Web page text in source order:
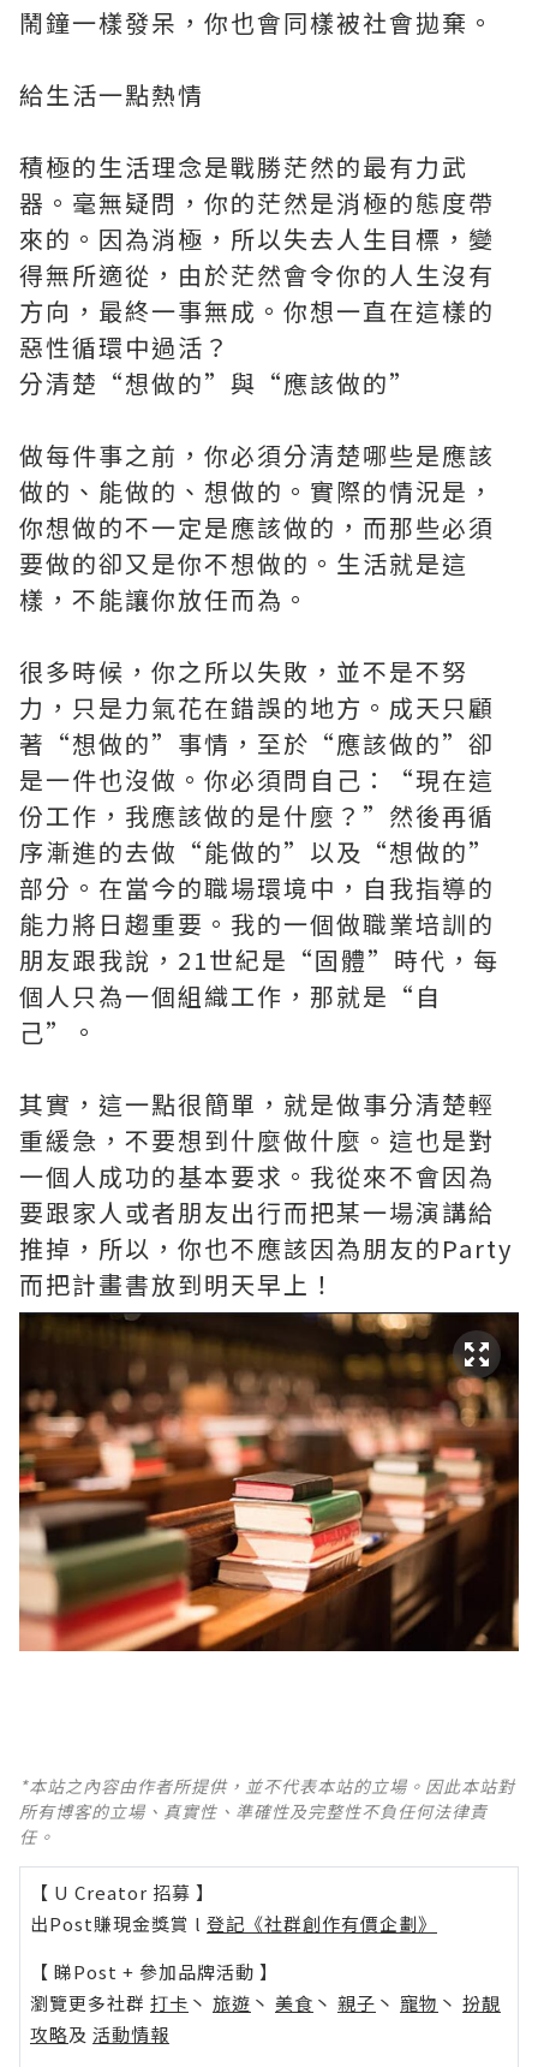
鬧鐘一樣發呆，你也會同樣被社會拋棄。
給生活一點熱情
積極的生活理念是戰勝茫然的最有力武
器。毫無疑問，你的茫然是消極的態度帶
來的。因為消極，所以失去人生目標，變
得無所適從，由於茫然會令你的人生沒有
方向，最終一事無成。你想一直在這樣的
惡性循環中過活？
分清楚“想做的”與“應該做的”
做每件事之前，你必須分清楚哪些是應該
做的、能做的、想做的。實際的情況是，
你想做的不一定是應該做的，而那些必須
要做的卻又是你不想做的。生活就是這
樣，不能讓你放任而為。
很多時候，你之所以失敗，並不是不努
力，只是力氣花在錯誤的地方。成天只顧
著“想做的”事情，至於“應該做的”卻
是一件也沒做。你必須問自己：“現在這
份工作，我應該做的是什麼？”然後再循
序漸進的去做“能做的”以及“想做的”
部分。在當今的職場環境中，自我指導的
能力將日趨重要。我的一個做職業培訓的
朋友跟我說，21世紀是“固體”時代，每
個人只為一個組織工作，那就是“自
己”。
其實，這一點很簡單，就是做事分清楚輕
重緩急，不要想到什麼做什麼。這也是對
一個人成功的基本要求。我從來不會因為
要跟家人或者朋友出行而把某一場演講給
推掉，所以，你也不應該因為朋友的Party
而把計畫書放到明天早上！
*本站之內容由作者所提供，並不代表本站的立場。因此本站對
所有博客的立場、真實性、準確性及完整性不負任何法律責
任。
【 U Creator 招募 】
出Post賺現金獎賞 l 登記《社群創作有價企劃》
【 睇Post + 參加品牌活動 】
瀏覽更多社群 打卡 丶 旅遊 丶 美食 丶 親子 丶 寵物 丶 扮靚
攻略及 活動情報